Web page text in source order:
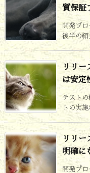
質保証
開発プ
後半の
リリー
は安定
テスト
トの実
リリー
明確に
開発プ